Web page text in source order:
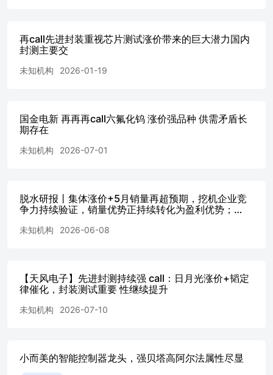
再call先进封装重视芯片测试涨价带来的巨大潜力国内
封测主要交
未知机构 2026-01-19
国金电新 再再再call六氟化钨 涨价强品种 供需矛盾长
期存在
未知机构 2026-07-01
脱水研报丨集体涨价+5月销量再超预期，挖机企业竞
争力持续验证，销量优势正持续转化为盈利优势；
未知机构 2026-06-08
【天风电子】先进封测持续强 call：日月光涨价+韬定
律催化，封装测试重要 性继续提升
未知机构 2026-07-10
小而美的智能控制器龙头，强贝塔高阿尔法属性尽显